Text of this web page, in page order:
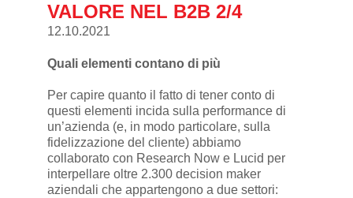
VALORE NEL B2B 2/4
12.10.2021
Quali elementi contano di più
Per capire quanto il fatto di tener conto di
questi elementi incida sulla performance di
un’azienda (e, in modo particolare, sulla
fidelizzazione del cliente) abbiamo
collaborato con Research Now e Lucid per
interpellare oltre 2.300 decision maker
aziendali che appartengono a due settori: